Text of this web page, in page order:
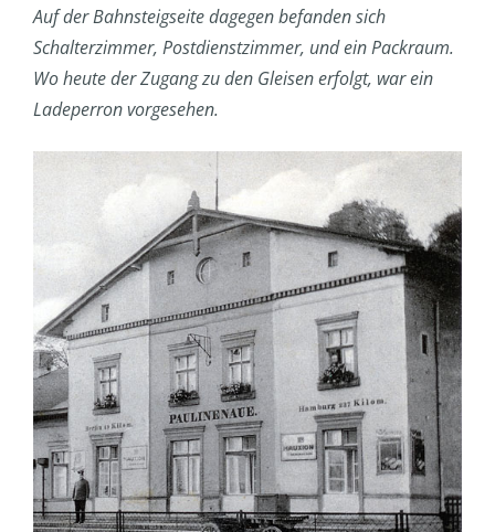
Auf der Bahnsteigseite dagegen befanden sich
Schalterzimmer, Postdienstzimmer, und ein Packraum.
Wo heute der Zugang zu den Gleisen erfolgt, war ein
Ladeperron vorgesehen.